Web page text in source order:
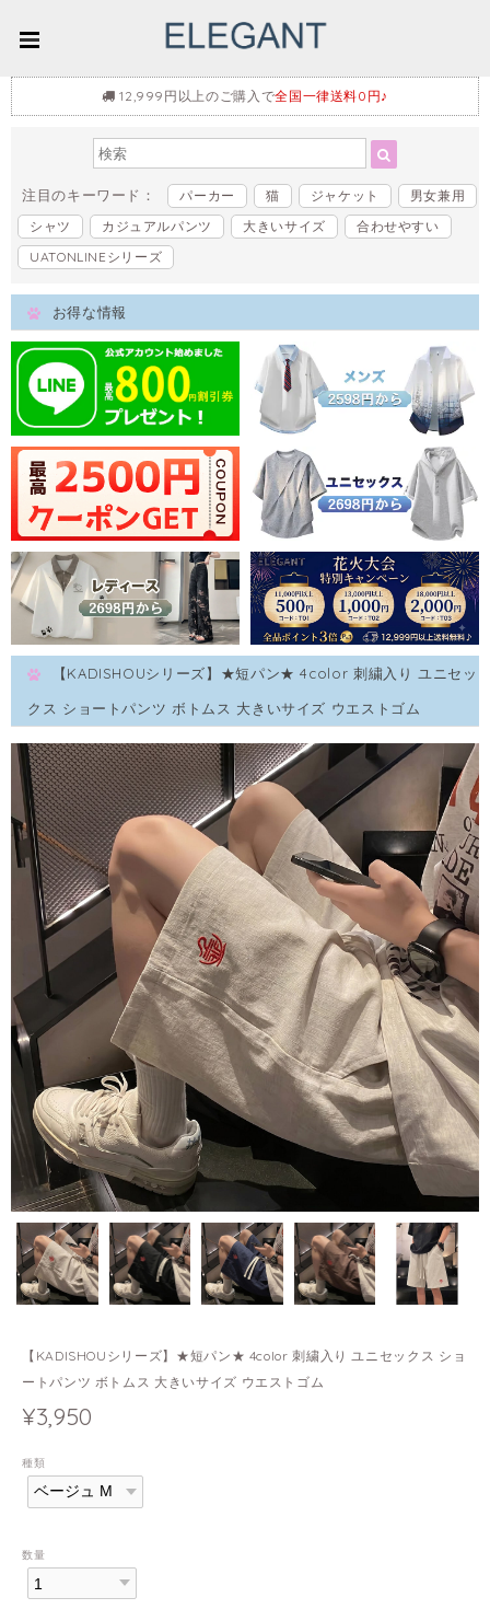
12,999円以上のご購入で全国一律送料0円♪
注目のキーワード： パーカー 猫 ジャケット
男女兼用
シャツ
カジュアルパンツ 大きいサイズ
合わせやすい
UATONLINEシリーズ
お得な情報
【KADISHOUシリーズ】★短パン★ 4color 刺繍入り ユニセッ
クス ショートパンツ ボトムス 大きいサイズ ウエストゴム
【KADISHOUシリーズ】★短パン★ 4color 刺繍入り ユニセックス ショ
ートパンツ ボトムス 大きいサイズ ウエストゴム
¥3,950
種類
数量